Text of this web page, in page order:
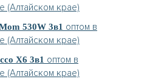
(Алтайском крае)
530W 3в1 оптом в
(Алтайском крае)
X6 3в1 оптом в
(Алтайском крае)